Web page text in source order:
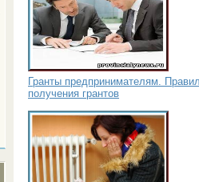
Гранты предпринимателям.
получения грантов